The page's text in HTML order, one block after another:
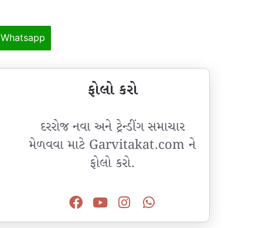
Whatsapp
ફોલો કરો
દરરોજ નવા અને ટ્રેન્ડીંગ સમાચાર
મેળવવા માટે Garvitakat.com ને
ફોલો કરો.